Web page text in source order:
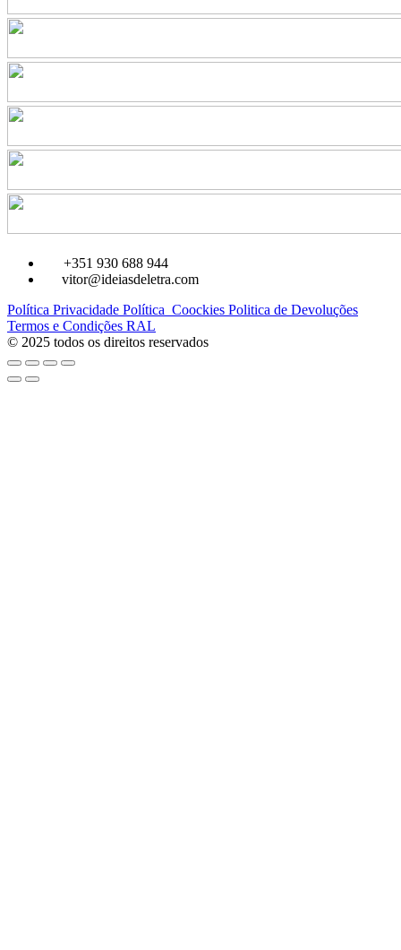
+351 930 688 944
vitor@ideiasdeletra.com
Política Privacidade Política Coockies Politica de Devoluções
Termos e Condições RAL
© 2025 todos os direitos reservados